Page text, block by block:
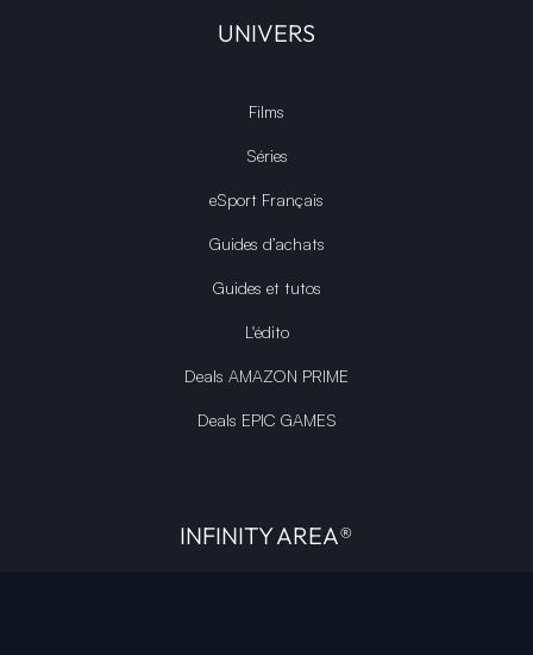
UNIVERS
Films
Séries
eSport Français
Guides d’achats
Guides et tutos
L'édito
Deals AMAZON PRIME
Deals EPIC GAMES
INFINITY AREA®